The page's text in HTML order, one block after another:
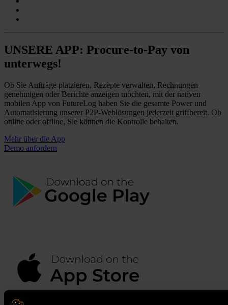
UNSERE APP: Procure-to-Pay von
unterwegs!
Ob Sie Aufträge platzieren, Rezepte verwalten, Rechnungen
genehmigen oder Berichte anzeigen möchten, mit der nativen
mobilen App von FutureLog haben Sie die gesamte Power und
Automatisierung unserer P2P-Weblösungen jederzeit griffbereit. Ob
online oder offline, Sie können die Kontrolle behalten.
Mehr über die App
Demo anfordern